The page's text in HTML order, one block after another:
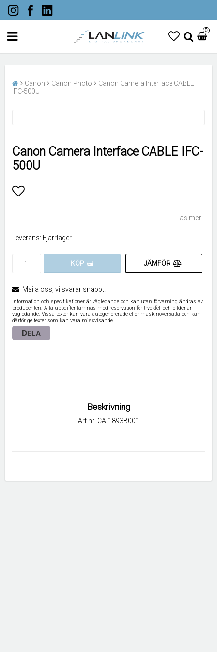
0
Canon Canon Photo
Canon Camera Interface CABLE
IFC-500U
Canon Camera Interface CABLE IFC-
500U
Läs mer...
Leverans: Fjärrlager
KÖP JÄMFÖR
Maila oss, vi svarar snabbt!
Information och specifikationer är vägledande och kan utan förvarning ändras av
producenten. Alla uppgifter lämnas med reservation för tryckfel, och bilder är
vägledande. Vissa texter kan vara autogenererade eller maskinöversatta och kan
därför ge texter som kan vara missvisande.
DELA
Beskrivning
Art.nr: CA-1893B001